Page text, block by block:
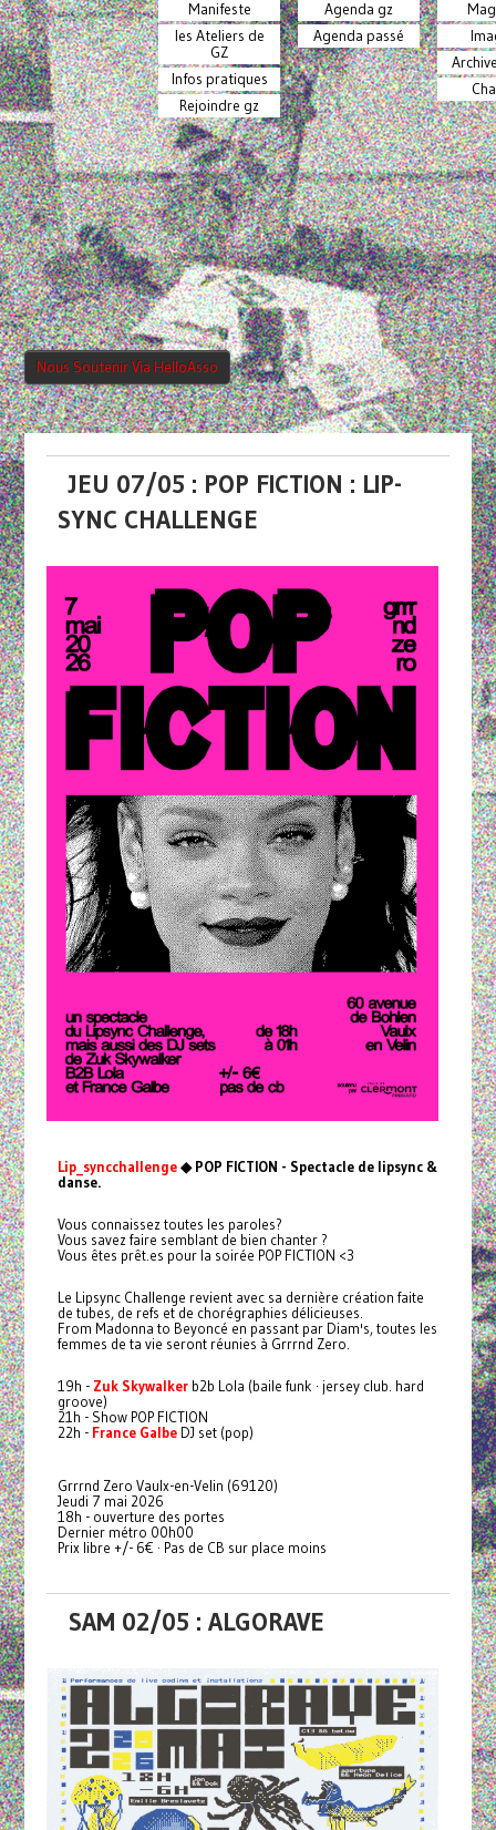
Manifeste
les Ateliers de
GZ
Infos pratiques
Rejoindre gz
Agenda gz
Agenda passé
Nous Soutenir Via HelloAsso
JEU 07/05 : POP FICTION : LIP-
SYNC CHALLENGE
Lip_syncchallenge◆ POP FICTION - Spectacle de lipsync &
danse.
Vous connaissez toutes les paroles?
Vous savez faire semblant de bien chanter ?
Vous êtes prêt.es pour la soirée POP FICTION <3
Le Lipsync Challenge revient avec sa dernière création faite
de tubes, de refs et de chorégraphies délicieuses.
From Madonna to Beyoncé en passant par Diam's, toutes les
femmes de ta vie seront réunies à Grrrnd Zero.
19h - Zuk Skywalkerb2b Lola (baile funk · jersey club. hard
groove)
21h - Show POP FICTION
22h - France GalbeDJ set (pop)
Grrrnd Zero Vaulx-en-Velin (69120)
Jeudi 7 mai 2026
18h - ouverture des portes
Dernier métro 00h00
Prix libre +/- 6€ · Pas de CB sur place moins
SAM 02/05 : ALGORAVE